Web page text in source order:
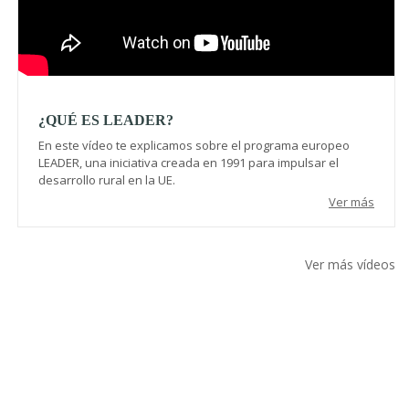
¿QUÉ ES LEADER?
En este vídeo te explicamos sobre el programa europeo
LEADER, una iniciativa creada en 1991 para impulsar el
desarrollo rural en la UE.
Ver más
Ver más vídeos